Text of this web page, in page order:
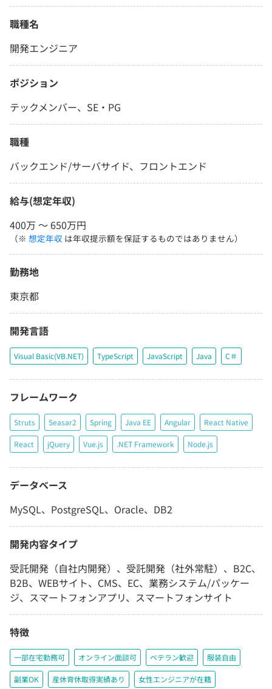
職種名
開発エンジニア
ポジション
テックメンバー、SE・PG
職種
バックエンド/サーバサイド、フロントエンド
給与(想定年収)
400万 〜 650万円
（※ 想定年収 は年収提示額を保証するものではありません）
勤務地
東京都
開発言語
Visual Basic(VB.NET) TypeScript JavaScript Java C＃
フレームワーク
Struts Seasar2 Spring Java EE Angular React Native
React jQuery Vue.js .NET Framework Node.js
データベース
MySQL、PostgreSQL、Oracle、DB2
開発内容タイプ
受託開発（自社内開発）、受託開発（社外常駐）、B2C、
B2B、WEBサイト、CMS、EC、業務システム/パッケー
ジ、スマートフォンアプリ、スマートフォンサイト
特徴
一部在宅勤務可 オンライン面談可 ベテラン歓迎 服装自由
副業OK 産休育休取得実績あり 女性エンジニアが在籍